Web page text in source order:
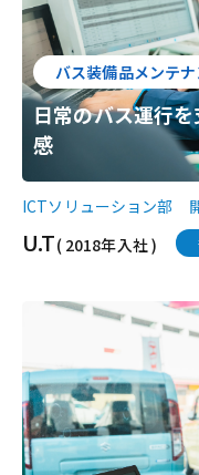
バス装備品メンテナ
日常のバス運行
感
ICTソリューション部
U.T( 2018年入社 )